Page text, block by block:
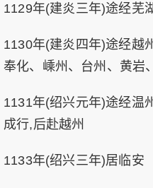
1129年(建炎三年)途经芜
1130年(建炎四年)途经越
奉化、嵊州、台州、黄岩
1131年(绍兴元年)途经温
成行,后赴越州
1133年(绍兴三年)居临安